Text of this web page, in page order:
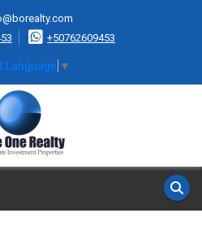
+50762609453
Language ▼